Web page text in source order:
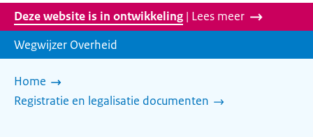
Deze website is in ontwikkeling | Lees meer
Wegwijzer Overheid
Home
Registratie en legalisatie documenten